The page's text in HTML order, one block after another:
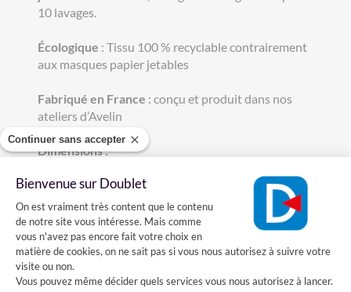
Continuer sans accepter
Bienvenue sur Doublet
Plateforme de Gestion du
On est vraiment très content que le contenu
de notre site vous intéresse. Mais comme
vous n'avez pas encore fait votre choix en
matière de cookies, on ne sait pas si vous nous autorisez à suivre votre
visite ou non.
Vous pouvez même décider quels services vous nous autorisez à lancer.
10 lavages.
Écologique : Tissu 100 % recyclable contrairement
aux masques papier jetables
Fabriqué en France : conçu et produit dans nos
ateliers d’Avelin
Dimensions :
- Poids unitaire : 30 g
Le masque de protection Protektor® est
disponible en 1 motif standard :
- Tête de mort